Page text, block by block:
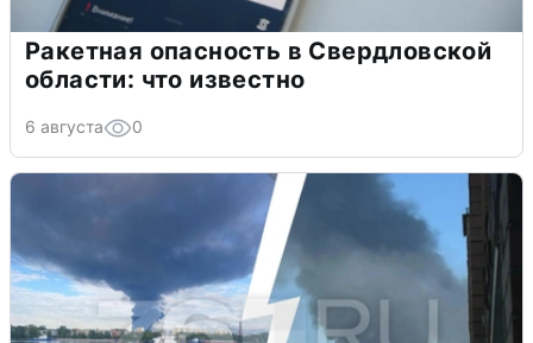
Ракетная опасность в Свердловской
области: что известно
6 августа 0